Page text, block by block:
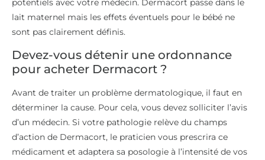
lait maternel mais les effets éventuels pour le bébé ne
sont pas clairement définis.
Devez-vous détenir une ordonnance
pour acheter Dermacort ?
Avant de traiter un problème dermatologique, il faut en
déterminer la cause. Pour cela, vous devez solliciter l’avis
d’un médecin. Si votre pathologie relève du champs
d’action de Dermacort, le praticien vous prescrira ce
médicament et adaptera sa posologie à l’intensité de vos